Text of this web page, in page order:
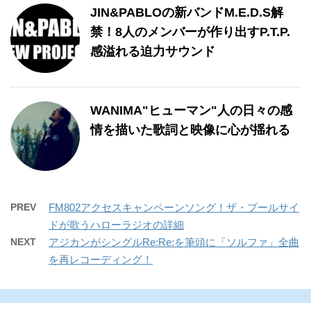
JIN&PABLOの新バンドM.E.D.S解
禁！8人のメンバーが作り出すP.T.P.
感溢れる迫力サウンド
WANIMA"ヒューマン"人の日々の感
情を描いた歌詞と映像に心が揺れる
PREV
FM802アクセスキャンペーンソング！ザ・プールサイ
ドが歌うハローラジオの詳細
NEXT
アジカンがシングルRe:Re:を筆頭に「ソルファ」全曲
を再レコーディング！